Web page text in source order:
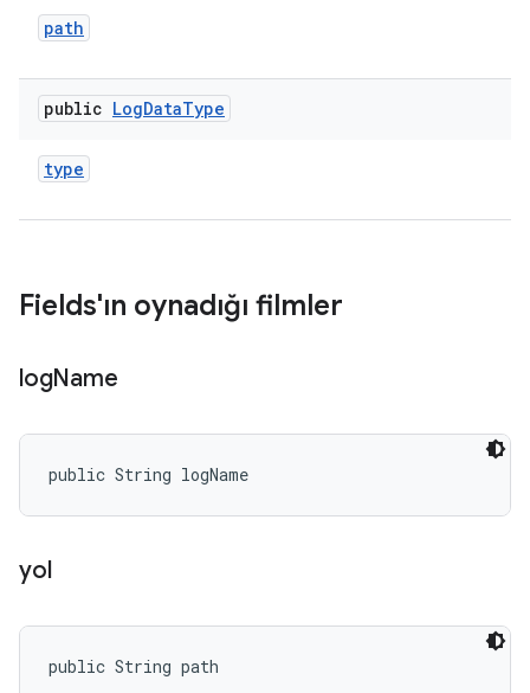
path
public LogDataType
type
Fields'ın oynadığı filmler
logName
public String logName
yol
public String path